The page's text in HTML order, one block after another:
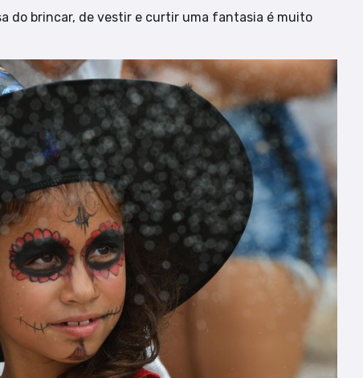
do brincar, de vestir e curtir uma fantasia é muito